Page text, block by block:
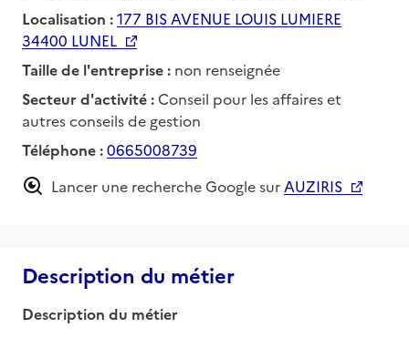
Localisation :177 BIS AVENUE LOUIS LUMIERE
34400 LUNEL
Taille de l'entreprise : non renseignée
Secteur d'activité : Conseil pour les affaires et
autres conseils de gestion
Téléphone :0665008739
Lancer une recherche Google sur AUZIRIS
Description du métier
Description du métier